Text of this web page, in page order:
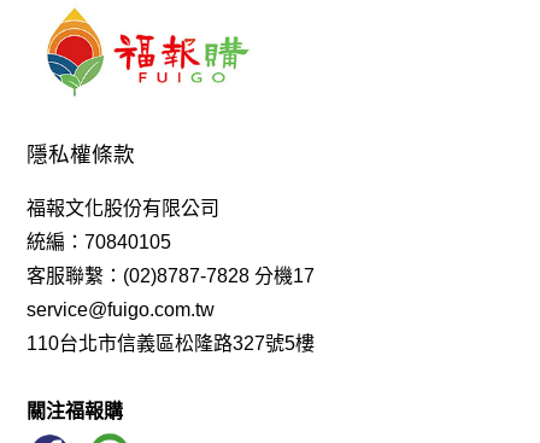
隱私權條款
福報文化股份有限公司
統編：70840105
客服聯繫：(02)8787-7828 分機17
service@fuigo.com.tw
110台北市信義區松隆路327號5樓
關注福報購